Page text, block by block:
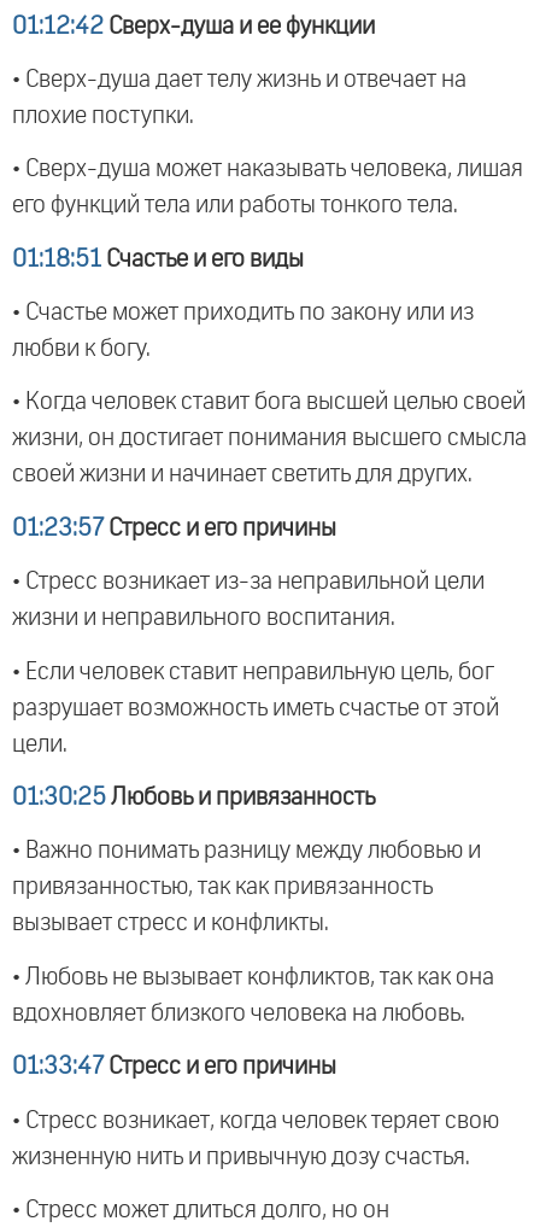
01:12:42 Сверх-душа и ее функции
• Сверх-душа дает телу жизнь и отвечает на
плохие поступки.
• Сверх-душа может наказывать человека, лишая
его функций тела или работы тонкого тела.
01:18:51 Счастье и его виды
• Счастье может приходить по закону или из
любви к богу.
• Когда человек ставит бога высшей целью своей
жизни, он достигает понимания высшего смысла
своей жизни и начинает светить для других.
01:23:57 Стресс и его причины
• Стресс возникает из-за неправильной цели
жизни и неправильного воспитания.
• Если человек ставит неправильную цель, бог
разрушает возможность иметь счастье от этой
цели.
01:30:25 Любовь и привязанность
• Важно понимать разницу между любовью и
привязанностью, так как привязанность
вызывает стресс и конфликты.
• Любовь не вызывает конфликтов, так как она
вдохновляет близкого человека на любовь.
01:33:47 Стресс и его причины
• Стресс возникает, когда человек теряет свою
жизненную нить и привычную дозу счастья.
• Стресс может длиться долго, но он